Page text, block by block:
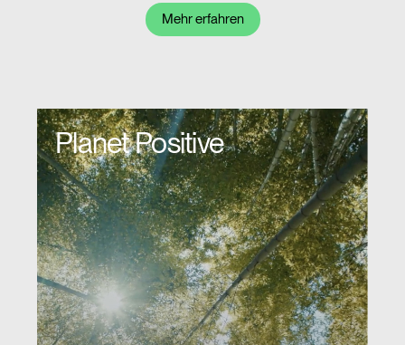
SIGN IN WITH SSO
Passwort vergessen
Deutschland
Select
Region
EINGEBEN
Mehr erfahren
Planet Positive